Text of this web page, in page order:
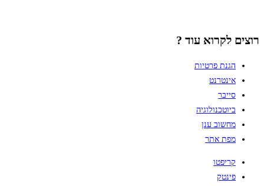
רוצים לקרוא עוד ?
הגנת פרטיות
אינטרנט
סייבר
ביוטכנולוגיה
מחשוב ענן
מפת אתר
קריפטו
פינטק